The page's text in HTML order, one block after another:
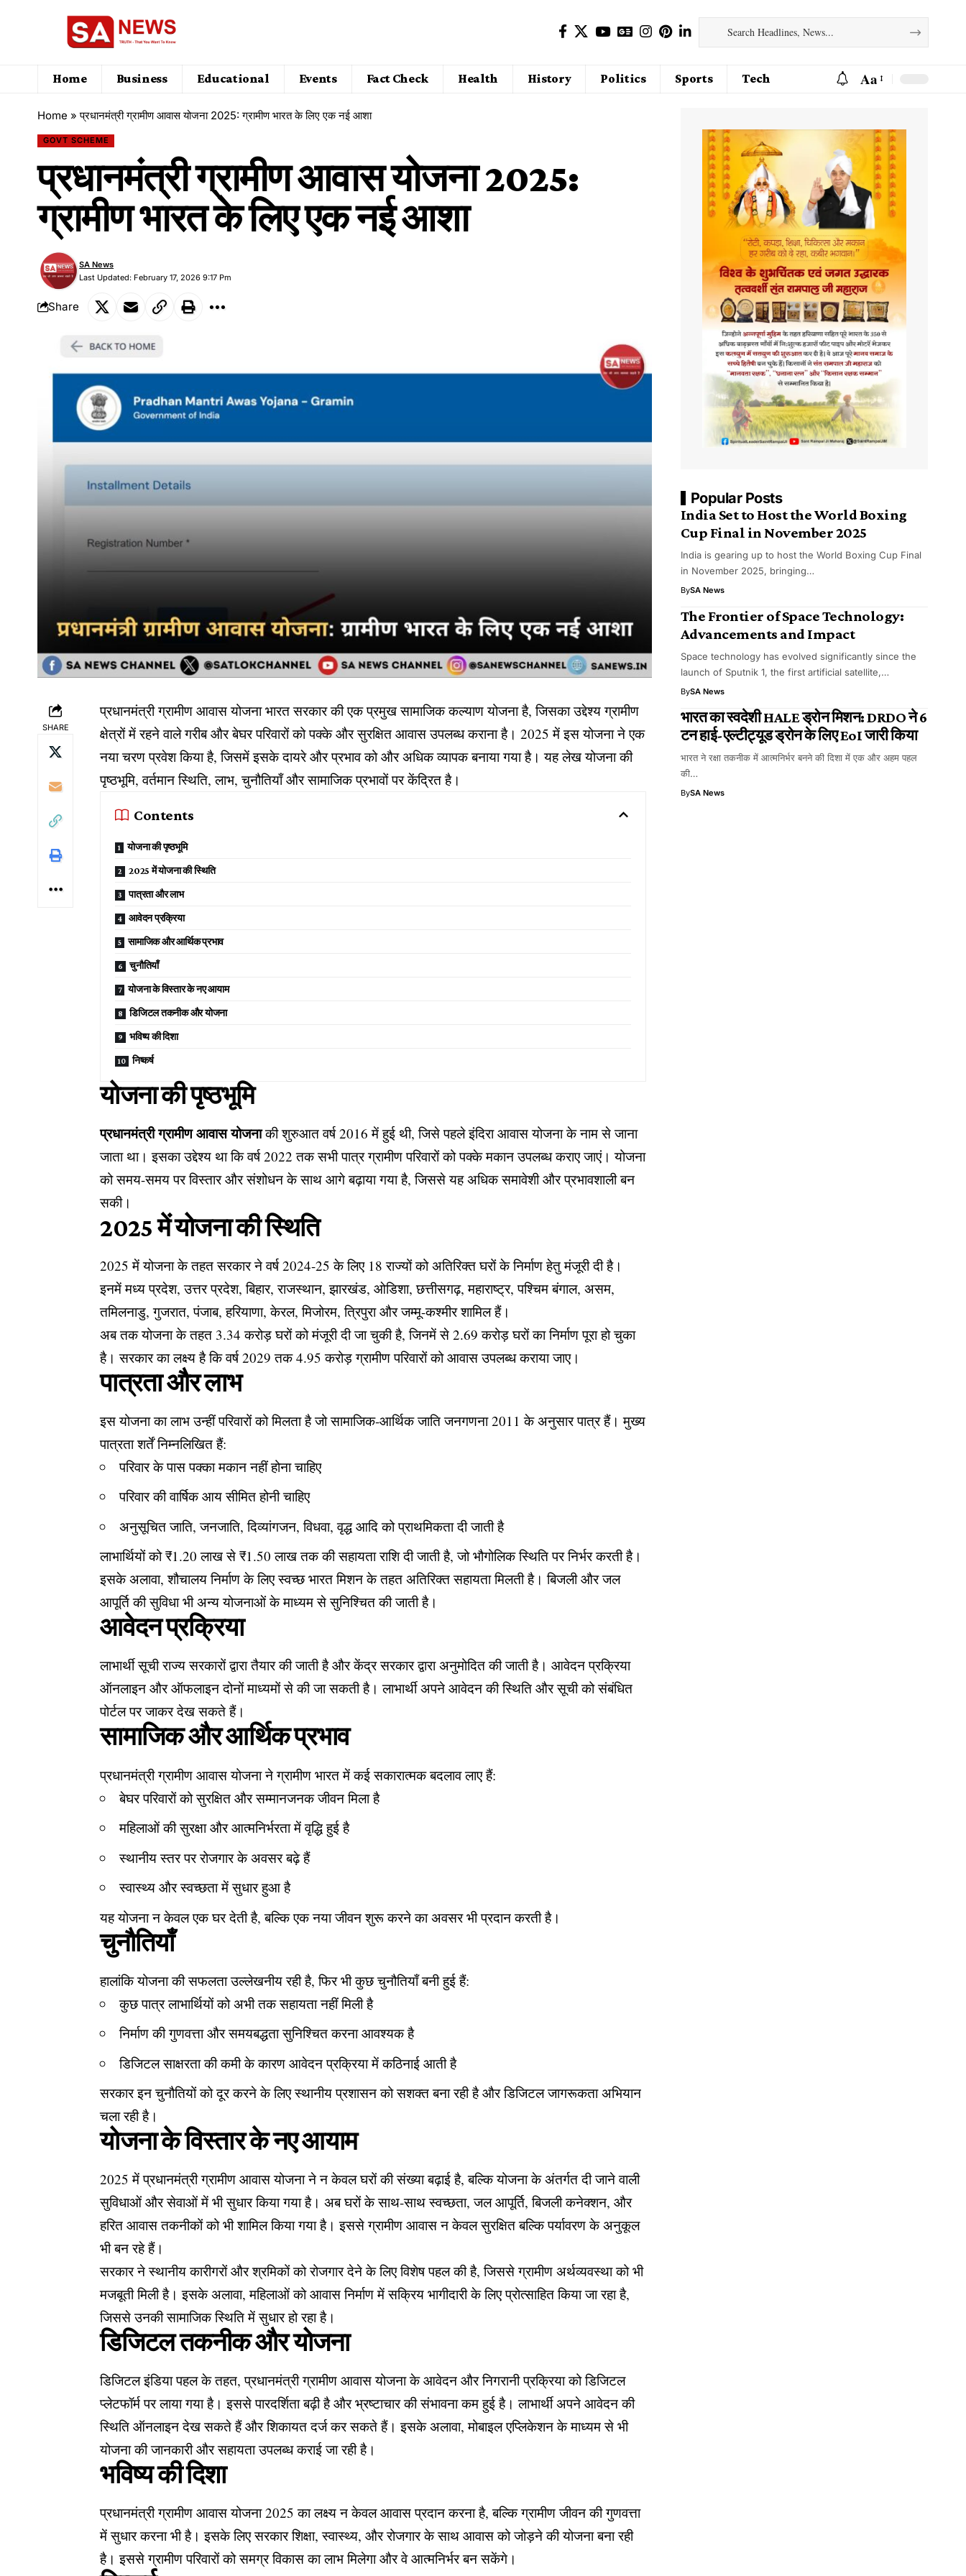
Home Business Educational Events Fact Check Health History Politics Sports Tech Aa
Home »प्रधानमंत्री ग्रामीण आवास योजना 2025: ग्रामीण भारत के लिए एक नई आशा
GOVT SCHEME
प्रधानमंत्री ग्रामीण आवास योजना 2025:
ग्रामीण भारत के लिए एक नई आशा
Last Updated: February 17, 2026 9:17 Pm
SA News
Share
SHARE
प्रधानमंत्री ग्रामीण आवास योजना भारत सरकार की एक प्रमुख सामाजिक कल्याण योजना है, जिसका उद्देश्य ग्रामीण
क्षेत्रों में रहने वाले गरीब और बेघर परिवारों को पक्के और सुरक्षित आवास उपलब्ध कराना है। 2025 में इस योजना ने एक
नया चरण प्रवेश किया है, जिसमें इसके दायरे और प्रभाव को और अधिक व्यापक बनाया गया है। यह लेख योजना की
पृष्ठभूमि, वर्तमान स्थिति, लाभ, चुनौतियाँ और सामाजिक प्रभावों पर केंद्रित है।
Contents
योजना की पृष्ठभूमि
2025 में योजना की स्थिति
पात्रता और लाभ
आवेदन प्रक्रिया
सामाजिक और आर्थिक प्रभाव
चुनौतियाँ
योजना के विस्तार के नए आयाम
डिजिटल तकनीक और योजना
भविष्य की दिशा
निष्कर्ष
योजना की पृष्ठभूमि
प्रधानमंत्री ग्रामीण आवास योजनाकी शुरुआत वर्ष 2016 में हुई थी, जिसे पहले इंदिरा आवास योजना के नाम से जाना
जाता था। इसका उद्देश्य था कि वर्ष 2022 तक सभी पात्र ग्रामीण परिवारों को पक्के मकान उपलब्ध कराए जाएं। योजना
को समय-समय पर विस्तार और संशोधन के साथ आगे बढ़ाया गया है, जिससे यह अधिक समावेशी और प्रभावशाली बन
सकी।
2025 में योजना की स्थिति
2025 में योजना के तहत सरकार ने वर्ष 2024-25 के लिए 18 राज्यों को अतिरिक्त घरों के निर्माण हेतु मंजूरी दी है।
इनमें मध्य प्रदेश, उत्तर प्रदेश, बिहार, राजस्थान, झारखंड, ओडिशा, छत्तीसगढ़, महाराष्ट्र, पश्चिम बंगाल, असम,
तमिलनाडु, गुजरात, पंजाब, हरियाणा, केरल, मिजोरम, त्रिपुरा और जम्मू-कश्मीर शामिल हैं।
अब तक योजना के तहत 3.34 करोड़ घरों को मंजूरी दी जा चुकी है, जिनमें से 2.69 करोड़ घरों का निर्माण पूरा हो चुका
है। सरकार का लक्ष्य है कि वर्ष 2029 तक 4.95 करोड़ ग्रामीण परिवारों को आवास उपलब्ध कराया जाए।
पात्रता और लाभ
इस योजना का लाभ उन्हीं परिवारों को मिलता है जो सामाजिक-आर्थिक जाति जनगणना 2011 के अनुसार पात्र हैं। मुख्य
पात्रता शर्तें निम्नलिखित हैं:
परिवार के पास पक्का मकान नहीं होना चाहिए
परिवार की वार्षिक आय सीमित होनी चाहिए
अनुसूचित जाति, जनजाति, दिव्यांगजन, विधवा, वृद्ध आदि को प्राथमिकता दी जाती है
लाभार्थियों को ₹1.20 लाख से ₹1.50 लाख तक की सहायता राशि दी जाती है, जो भौगोलिक स्थिति पर निर्भर करती है।
इसके अलावा, शौचालय निर्माण के लिए स्वच्छ भारत मिशन के तहत अतिरिक्त सहायता मिलती है। बिजली और जल
आपूर्ति की सुविधा भी अन्य योजनाओं के माध्यम से सुनिश्चित की जाती है।
आवेदन प्रक्रिया
लाभार्थी सूची राज्य सरकारों द्वारा तैयार की जाती है और केंद्र सरकार द्वारा अनुमोदित की जाती है। आवेदन प्रक्रिया
ऑनलाइन और ऑफलाइन दोनों माध्यमों से की जा सकती है। लाभार्थी अपने आवेदन की स्थिति और सूची को संबंधित
पोर्टल पर जाकर देख सकते हैं।
सामाजिक और आर्थिक प्रभाव
प्रधानमंत्री ग्रामीण आवास योजना ने ग्रामीण भारत में कई सकारात्मक बदलाव लाए हैं:
बेघर परिवारों को सुरक्षित और सम्मानजनक जीवन मिला है
महिलाओं की सुरक्षा और आत्मनिर्भरता में वृद्धि हुई है
स्थानीय स्तर पर रोजगार के अवसर बढ़े हैं
स्वास्थ्य और स्वच्छता में सुधार हुआ है
यह योजना न केवल एक घर देती है, बल्कि एक नया जीवन शुरू करने का अवसर भी प्रदान करती है।
चुनौतियाँ
हालांकि योजना की सफलता उल्लेखनीय रही है, फिर भी कुछ चुनौतियाँ बनी हुई हैं:
कुछ पात्र लाभार्थियों को अभी तक सहायता नहीं मिली है
निर्माण की गुणवत्ता और समयबद्धता सुनिश्चित करना आवश्यक है
डिजिटल साक्षरता की कमी के कारण आवेदन प्रक्रिया में कठिनाई आती है
सरकार इन चुनौतियों को दूर करने के लिए स्थानीय प्रशासन को सशक्त बना रही है और डिजिटल जागरूकता अभियान
चला रही है।
योजना के विस्तार के नए आयाम
2025 में प्रधानमंत्री ग्रामीण आवास योजना ने न केवल घरों की संख्या बढ़ाई है, बल्कि योजना के अंतर्गत दी जाने वाली
सुविधाओं और सेवाओं में भी सुधार किया गया है। अब घरों के साथ-साथ स्वच्छता, जल आपूर्ति, बिजली कनेक्शन, और
हरित आवास तकनीकों को भी शामिल किया गया है। इससे ग्रामीण आवास न केवल सुरक्षित बल्कि पर्यावरण के अनुकूल
भी बन रहे हैं।
सरकार ने स्थानीय कारीगरों और श्रमिकों को रोजगार देने के लिए विशेष पहल की है, जिससे ग्रामीण अर्थव्यवस्था को भी
मजबूती मिली है। इसके अलावा, महिलाओं को आवास निर्माण में सक्रिय भागीदारी के लिए प्रोत्साहित किया जा रहा है,
जिससे उनकी सामाजिक स्थिति में सुधार हो रहा है।
डिजिटल तकनीक और योजना
डिजिटल इंडिया पहल के तहत, प्रधानमंत्री ग्रामीण आवास योजना के आवेदन और निगरानी प्रक्रिया को डिजिटल
प्लेटफॉर्म पर लाया गया है। इससे पारदर्शिता बढ़ी है और भ्रष्टाचार की संभावना कम हुई है। लाभार्थी अपने आवेदन की
स्थिति ऑनलाइन देख सकते हैं और शिकायत दर्ज कर सकते हैं। इसके अलावा, मोबाइल एप्लिकेशन के माध्यम से भी
योजना की जानकारी और सहायता उपलब्ध कराई जा रही है।
भविष्य की दिशा
प्रधानमंत्री ग्रामीण आवास योजना 2025 का लक्ष्य न केवल आवास प्रदान करना है, बल्कि ग्रामीण जीवन की गुणवत्ता
में सुधार करना भी है। इसके लिए सरकार शिक्षा, स्वास्थ्य, और रोजगार के साथ आवास को जोड़ने की योजना बना रही
है। इससे ग्रामीण परिवारों को समग्र विकास का लाभ मिलेगा और वे आत्मनिर्भर बन सकेंगे।
Popular Posts
India Set to Host the World Boxing
Cup Final in November 2025
India is gearing up to host the World Boxing Cup Final
in November 2025, bringing…
BySA News
The Frontier of Space Technology:
Advancements and Impact
Space technology has evolved significantly since the
launch of Sputnik 1, the first artificial satellite,…
BySA News
भारत का स्वदेशी HALE ड्रोन मिशन: DRDO ने 6
टन हाई-एल्टीट्यूड ड्रोन के लिए EoI जारी किया
भारत ने रक्षा तकनीक में आत्मनिर्भर बनने की दिशा में एक और अहम पहल
की…
BySA News